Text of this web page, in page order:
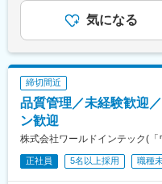
まずは説
気になる
締切間近
品質管理／未経験歓迎
ン歓迎
株式会社ワールドインテック(
正社員 5名以上採用 職種